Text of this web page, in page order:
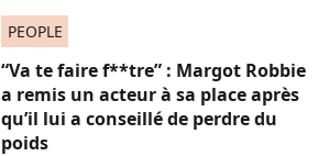
PEOPLE
“Va te faire f**tre” : Margot Robbie
a remis un acteur à sa place après
qu’il lui a conseillé de perdre du
poids